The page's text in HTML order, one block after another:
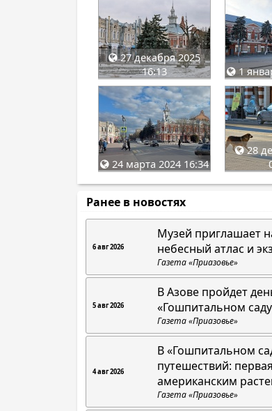
27 декабря 2025
16:13
1
24 марта 2024 16:34
28
Ранее в новостях
6 авг 2026
Музей приглашает
небесный атлас и
Газета «Приазовье»
5 авг 2026
В Азове пройдет
«Гошпитальном
Газета «Приазовье»
4 авг 2026
В «Гошпитальном
путешествий:
американским
Газета «Приазовье»